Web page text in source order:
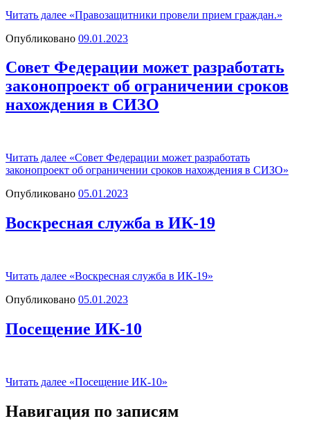
Читать далее «Правозащитники провели прием граждан.»
Опубликовано 09.01.2023
Совет Федерации может разработать
законопроект об ограничении сроков
нахождения в СИЗО
Читать далее «Совет Федерации может разработать
законопроект об ограничении сроков нахождения в СИЗО»
Опубликовано 05.01.2023
Воскресная служба в ИК-19
Читать далее «Воскресная служба в ИК-19»
Опубликовано 05.01.2023
Посещение ИК-10
Читать далее «Посещение ИК-10»
Навигация по записям